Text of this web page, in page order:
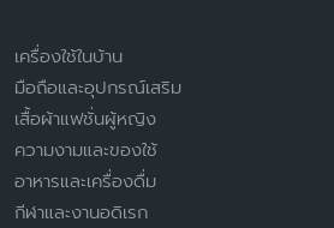
เครื่องใช้ในบ้าน
มือถือและอุปกรณ์เสริม
เสื้อผ้าแฟชั่นผู้หญิง
ความงามและของใช้
อาหารและเครื่องดื่ม
กีฬาและงานอดิเรก